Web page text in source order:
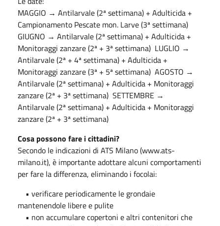
MAGGIO → Antilarvale (2ª settimana) + Adulticida +
Campionamento Pescate mon. Larve (3ª settimana)
GIUGNO → Antilarvale (2ª settimana) + Adulticida +
Monitoraggi zanzare (2ª + 3ª settimana) LUGLIO →
Antilarvale (2ª + 4ª settimana) + Adulticida +
Monitoraggi zanzare (3ª + 5ª settimana) AGOSTO →
Antilarvale (2ª settimana) + Adulticida + Monitoraggi
zanzare (2ª + 3ª settimana) SETTEMBRE →
Antilarvale (2ª settimana) + Adulticida + Monitoraggi
zanzare (2ª + 3ª settimana)
Cosa possono fare i cittadini?
Secondo le indicazioni di ATS Milano (www.ats-
milano.it), è importante adottare alcuni comportamenti
per fare la differenza, eliminando i focolai:
• verificare periodicamente le grondaie
mantenendole libere e pulite
• non accumulare copertoni e altri contenitori che